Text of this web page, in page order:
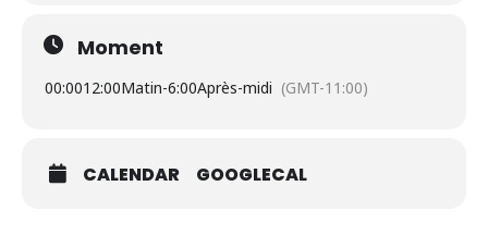
Moment
00:0012:00Matin-6:00Après-midi (GMT-11:00)
CALENDAR GOOGLECAL